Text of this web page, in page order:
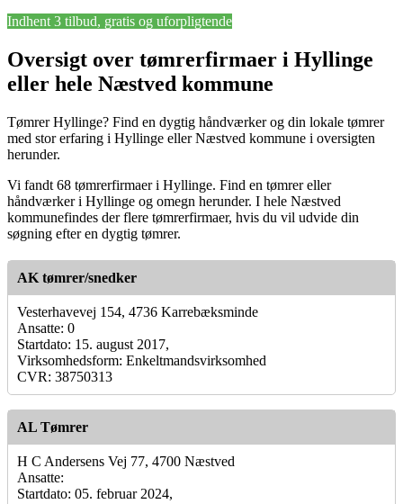
Indhent 3 tilbud, gratis og uforpligtende
Oversigt over tømrerfirmaer i Hyllinge
eller hele Næstved kommune
Tømrer Hyllinge? Find en dygtig håndværker og din lokale tømrer
med stor erfaring i Hyllinge eller Næstved kommune i oversigten
herunder.
Vi fandt 68 tømrerfirmaer i Hyllinge. Find en tømrer eller
håndværker i Hyllinge og omegn herunder. I hele Næstved
kommunefindes der flere tømrerfirmaer, hvis du vil udvide din
søgning efter en dygtig tømrer.
AK tømrer/snedker
Vesterhavevej 154, 4736 Karrebæksminde
Ansatte: 0
Startdato: 15. august 2017,
Virksomhedsform: Enkeltmandsvirksomhed
CVR: 38750313
AL Tømrer
H C Andersens Vej 77, 4700 Næstved
Ansatte:
Startdato: 05. februar 2024,